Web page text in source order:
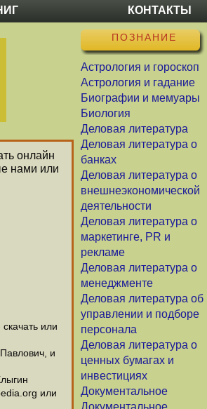
КОНТАКТЫ
ПОЗНАНИЕ
Астрология и гороскоп
Астрология и гадание
Биографии и мемуары
Биология
Деловая литература
Деловая литература о
банках
Деловая литература о
внешнеэкономической
деятельности
Деловая литература о
маркетинге, PR и
рекламе
Деловая литература о
менеджменте
Деловая литература об
управлении и подборе
персонала
Деловая литература о
ценных бумагах и
инвестициях
Документальное
Документальное,
онлайн
нами или
или
и
или